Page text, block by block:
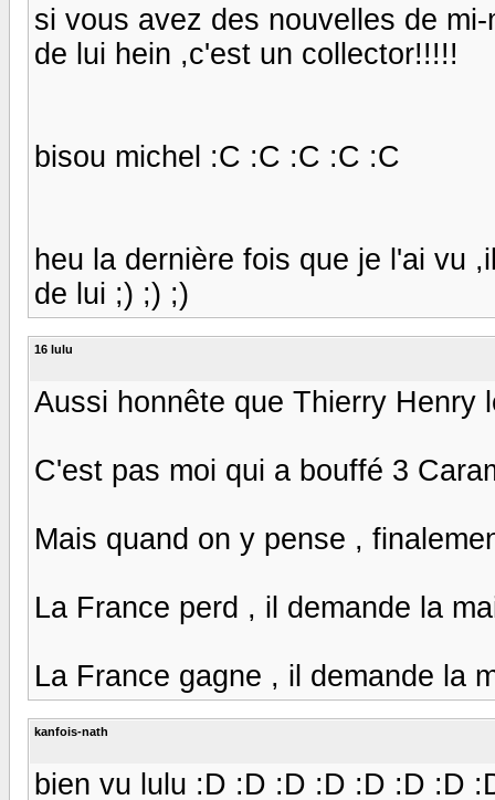
si vous avez des nouvelles de
de lui hein ,c'est un collector!!!!!
bisou michel :C :C :C :C :C
heu la dernière fois que je l'ai vu
de lui ;) ;) ;)
16 lulu
Aussi honnête que Thierry Henry
C'est pas moi qui a bouffé 3
Mais quand on y pense ,
La France perd , il demande la
La France gagne , il demande la
kanfois-nath
bien vu lulu :D :D :D :D :D :D :D